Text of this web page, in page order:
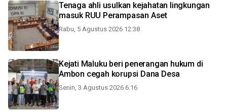
Tenaga ahli usulkan kejahatan lingkungan
masuk RUU Perampasan Aset
Rabu, 5 Agustus 2026 12:38
Kejati Maluku beri penerangan hukum di
Ambon cegah korupsi Dana Desa
Senin, 3 Agustus 2026 6:16